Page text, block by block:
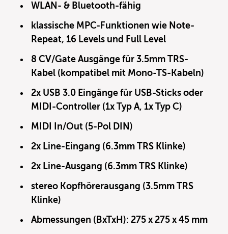
WLAN- & Bluetooth-fähig
klassische MPC-Funktionen wie Note-
Repeat, 16 Levels und Full Level
8 CV/Gate Ausgänge für 3.5mm TRS-
Kabel (kompatibel mit Mono-TS-Kabeln)
2x USB 3.0 Eingänge für USB-Sticks oder
MIDI-Controller (1x Typ A, 1x Typ C)
MIDI In/Out (5-Pol DIN)
2x Line-Eingang (6.3mm TRS Klinke)
2x Line-Ausgang (6.3mm TRS Klinke)
stereo Kopfhörerausgang (3.5mm TRS
Klinke)
Abmessungen (BxTxH): 275 x 275 x 45 mm